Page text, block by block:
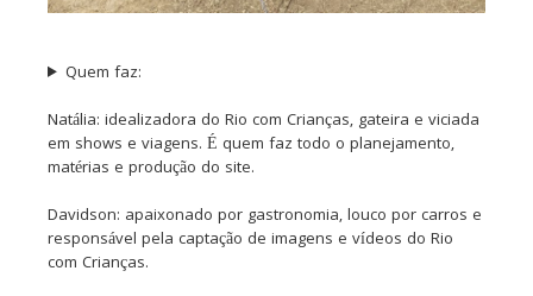
Quem faz:
Natália: idealizadora do Rio com Crianças, gateira e viciada
em shows e viagens. É quem faz todo o planejamento,
matérias e produção do site.
Davidson: apaixonado por gastronomia, louco por carros e
responsável pela captação de imagens e vídeos do Rio
com Crianças.